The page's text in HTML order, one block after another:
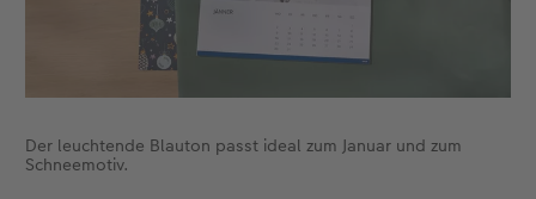
Der leuchtende Blauton passt ideal zum Januar und zum
Schneemotiv.